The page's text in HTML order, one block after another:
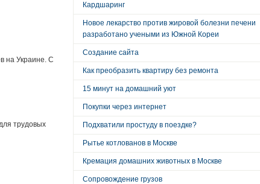
на Украине. С
трудовых
Кардшаринг
Новое лекарство против жировой болезни печени
разработано учеными из Южной Кореи
Создание сайта
Как преобразить квартиру без ремонта
15 минут на домашний уют
Покупки через интернет
Подхватили простуду в поездке?
Рытье котлованов в Москве
Кремация домашних животных в Москве
Сопровождение грузов